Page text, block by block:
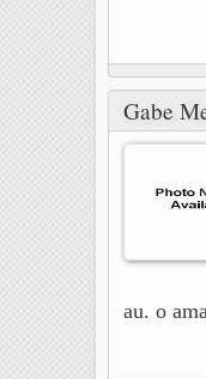
Gabe
au. o